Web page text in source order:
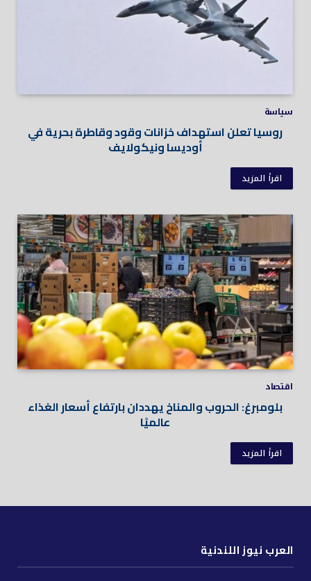
سياسة
روسيا تعلن استهداف خزانات وقود وقاطرة بحرية في
أوديسا ونيكولايف
اقرأ المزيد
اقتصاد
بلومبرغ: الحروب والمناخ يهددان بارتفاع أسعار الغذاء
عالميًا
اقرأ المزيد
العرب نيوز اللندنية